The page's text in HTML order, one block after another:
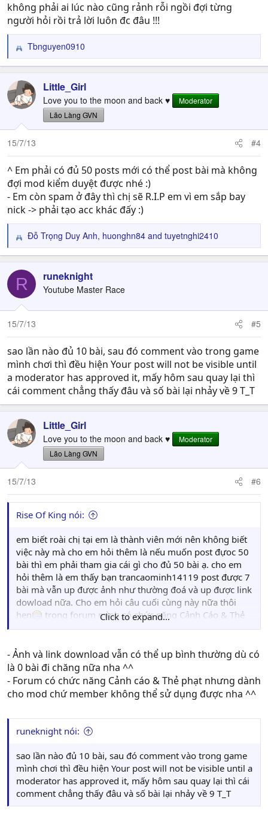
không phải ai lúc nào cũng rảnh rỗi ngồi đợi từng
người hỏi rồi trả lời luôn đc đâu !!!
R
e
c
t
i
n
s
:
Tbnguyen0910
Little_Girl
Love you to the moon and back ♥
Moderator
Lão Làng GVN
15/7/13 #4
^ Em phải có đủ 50 posts mới có thể post bài mà không
đợi mod kiểm duyệt được nhé :)
- Em còn spam ở đây thì chị sẽ R.I.P em vì em sắp bay
nick -> phải tạo acc khác đấy :)
R
e
c
i
o
n
Đỗ Trọng Duy Anh, huonghn84 and tuyetnghi2410
R runeknight
Youtube Master Race
15/7/13 #5
sao lần nào đủ 10 bài, sau đó comment vào trong game
mình chơi thì đều hiện Your post will not be visible until
a moderator has approved it, mấy hôm sau quay lại thì
cái comment chẳng thấy đâu và số bài lại nhảy về 9 T_T
Little_Girl
Love you to the moon and back ♥
Moderator
Lão Làng GVN
15/7/13 #6
Rise Of King nói:
em biết roài chị tại em là thành viên mới nên không biết
việc này mà cho em hỏi thêm là nếu muốn post đựoc 50
bài thì em phải tham gia cái gì cho đủ 50 bài ạ. cho em
hỏi thêm là em thấy bạn trancaominh14119 post được 7
bài mà vẫn up được ảnh như thường đoá và up được link
dowload nữa. Cho em hỏi câu cuối cùng này nữa thôi
hen
trong forum mình có chức năng Cảnh Cáo & Thẻ
Phạt tại sao em không được sử dụng nó vậy chị. Nếu
sử dụng ạ. Trả lời ba câu hỏi cua em nha chị. đoá là ba
câu hỏi cuối cùng roài em không hỏi thêm gì nữa đâu
kẻo bị ban nick thì mệt
Click to expand...
- Ảnh và link download vẫn có thể up bình thường dù có
là 0 bài đi chăng nữa nha ^^
- Forum có chức năng Cảnh cáo & Thẻ phạt nhưng dành
cho mod chứ member không thể sử dụng được nha ^^
runeknight nói:
sao lần nào đủ 10 bài, sau đó comment vào trong game
mình chơi thì đều hiện Your post will not be visible until a
moderator has approved it, mấy hôm sau quay lại thì cái
comment chẳng thấy đâu và số bài lại nhảy về 9 T_T